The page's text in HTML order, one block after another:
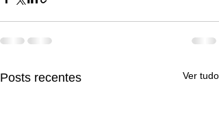
Posts recentes Ver tudo